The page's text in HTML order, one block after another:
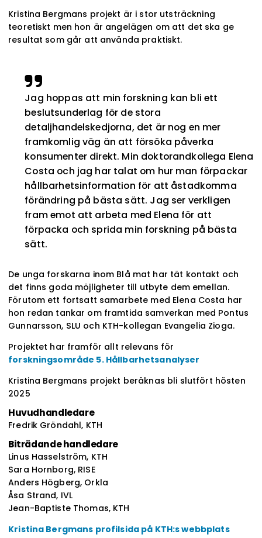
Kristina Bergmans projekt är i stor utsträckning
teoretiskt men hon är angelägen om att det ska ge
resultat som går att använda praktiskt.
Jag hoppas att min forskning kan bli ett
beslutsunderlag för de stora
detaljhandelskedjorna, det är nog en mer
framkomlig väg än att försöka påverka
konsumenter direkt. Min doktorandkollega Elena
Costa och jag har talat om hur man förpackar
hållbarhetsinformation för att åstadkomma
förändring på bästa sätt. Jag ser verkligen
fram emot att arbeta med Elena för att
förpacka och sprida min forskning på bästa
sätt.
De unga forskarna inom Blå mat har tät kontakt och
det finns goda möjligheter till utbyte dem emellan.
Förutom ett fortsatt samarbete med Elena Costa har
hon redan tankar om framtida samverkan med Pontus
Gunnarsson, SLU och KTH-kollegan Evangelia Zioga.
Projektet har framför allt relevans för
forskningsområde 5. Hållbarhetsanalyser
Kristina Bergmans projekt beräknas bli slutfört hösten
2025
Huvudhandledare
Fredrik Gröndahl, KTH
Biträdande handledare
Linus Hasselström, KTH
Sara Hornborg, RISE
Anders Högberg, Orkla
Åsa Strand, IVL
Jean-Baptiste Thomas, KTH
Kristina Bergmans profilsida på KTH:s webbplats